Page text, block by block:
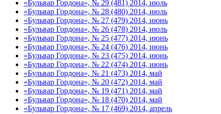
«Бульвар Гордона», № 29 (481) 2014, июль
«Бульвар Гордона», № 28 (480) 2014, июль
«Бульвар Гордона», № 27 (479) 2014, июнь
«Бульвар Гордона», № 26 (478) 2014, июль
«Бульвар Гордона», № 25 (477) 2014, июнь
«Бульвар Гордона», № 24 (476) 2014, июнь
«Бульвар Гордона», № 23 (475) 2014, июнь
«Бульвар Гордона», № 22 (474) 2014, июнь
«Бульвар Гордона», № 21 (473) 2014, май
«Бульвар Гордона», № 20 (472) 2014, май
«Бульвар Гордона», № 19 (471) 2014, май
«Бульвар Гордона», № 18 (470) 2014, май
«Бульвар Гордона», № 17 (469) 2014, апрель